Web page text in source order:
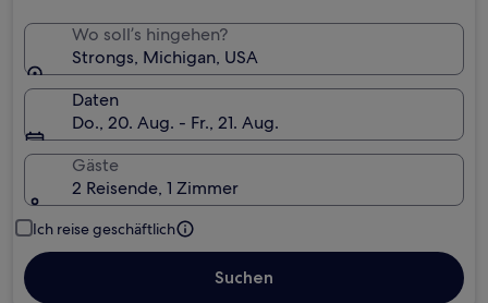
Wo soll’s hingehen?
Strongs, Michigan, USA
Daten
Do., 20. Aug. - Fr., 21. Aug.
Gäste
2 Reisende, 1 Zimmer
Ich reise geschäftlich
Suchen